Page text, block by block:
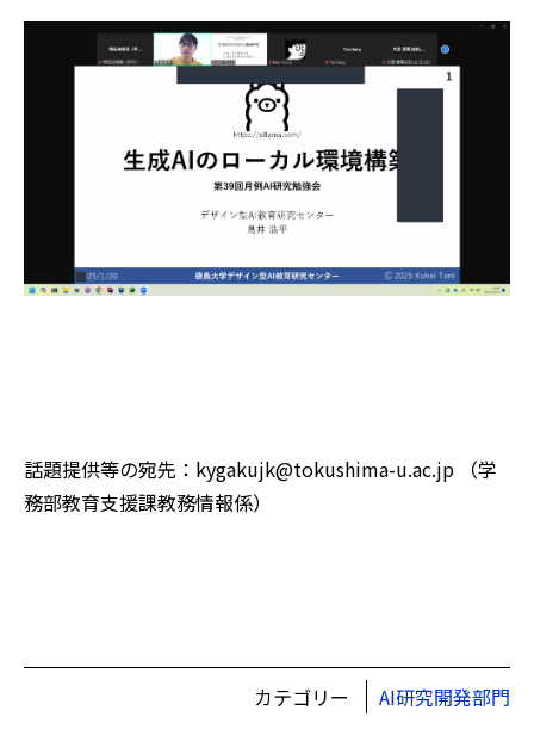
話題提供等の宛先：kygakujk@tokushima-u.ac.jp （学
務部教育支援課教務情報係）
カテゴリー AI研究開発部門